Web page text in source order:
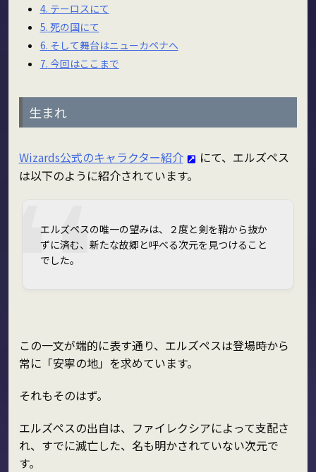
4. テーロスにて
5. 死の国にて
6. そして舞台はニューカペナへ
7. 今回はここまで
生まれ
Wizards公式のキャラクター紹介
にて、エルズペス
は以下のように紹介されています。
エルズペスの唯一の望みは、２度と剣を鞘から抜か
ずに済む、新たな故郷と呼べる次元を見つけること
でした。
この一文が端的に表す通り、エルズペスは登場時から
常に「安寧の地」を求めています。
それもそのはず。
エルズペスの出自は、ファイレクシアによって支配さ
れ、すでに滅亡した、名も明かされていない次元で
す。